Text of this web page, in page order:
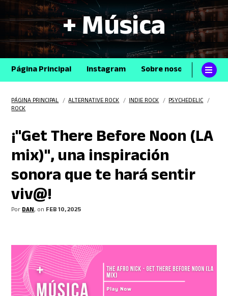
+ Música
Página Principal Instagram Sobre nosotros
PÁGINA PRINCIPAL /ALTERNATIVE ROCK /INDIE ROCK /PSYCHEDELIC /
ROCK
¡"Get There Before Noon (LA
mix)", una inspiración
sonora que te hará sentir
viv@!
PorDAN, on FEB 10, 2025